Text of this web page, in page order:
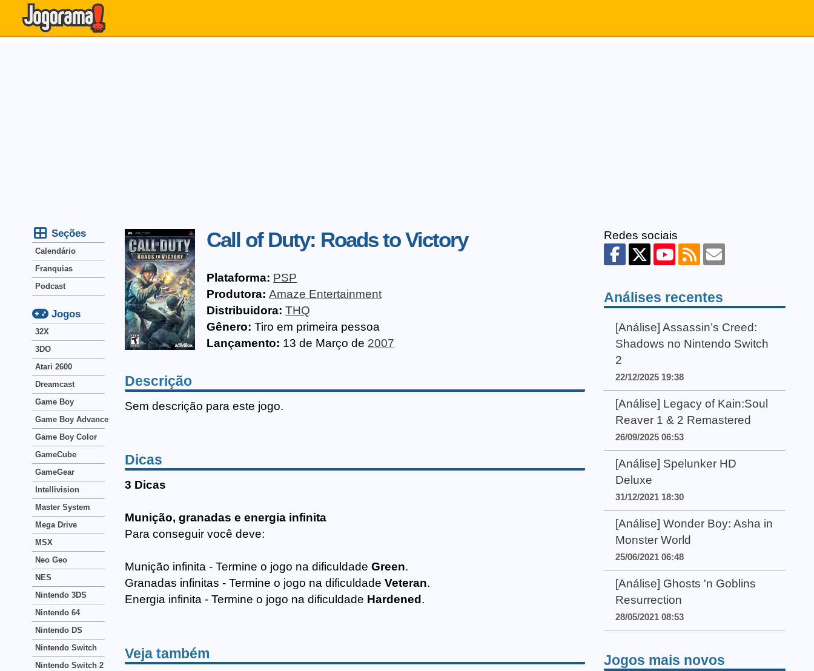
Call of Duty: Roads to Victory
Plataforma: PSP
Produtora: Amaze Entertainment
Distribuidora: THQ
Gênero: Tiro em primeira pessoa
Lançamento: 13 de Março de 2007
Descrição
Sem descrição para este jogo.
Dicas
3 Dicas
Munição, granadas e energia infinita
Para conseguir você deve:
Munição infinita - Termine o jogo na dificuldade Green.
Granadas infinitas - Termine o jogo na dificuldade Veteran.
Energia infinita - Termine o jogo na dificuldade Hardened .
Veja também
Seções
Calendário
Franquias
Podcast
Jogos
32X
3DO
Atari 2600
Dreamcast
Game Boy
Game Boy Advance
Game Boy Color
GameCube
GameGear
Intellivision
Master System
Mega Drive
MSX
Neo Geo
NES
Nintendo 3DS
Nintendo 64
Nintendo DS
Nintendo Switch
Nintendo Switch 2
Redes sociais
Análises recentes
[Análise] Assassin’s Creed:
Shadows no Nintendo Switch
2
22/12/2025 19:38
[Análise] Legacy of Kain:Soul
Reaver 1 & 2 Remastered
26/09/2025 06:53
[Análise] Spelunker HD
Deluxe
31/12/2021 18:30
[Análise] Wonder Boy: Asha in
Monster World
25/06/2021 06:48
[Análise] Ghosts 'n Goblins
Resurrection
28/05/2021 08:53
Jogos mais novos